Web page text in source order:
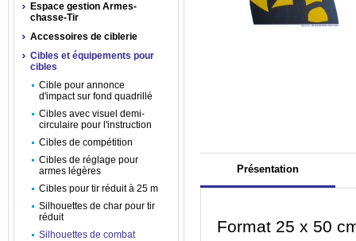
Présentation
Format 25 x 50
Espace gestion Armes-
chasse-Tir
Accessoires de ciblerie
Cibles et équipements pour
cibles
Cible pour annonce
d'impact sur fond quadrillé
Cibles avec visuel demi-
circulaire pour l'instruction
Cibles de compétition
Cibles de réglage pour
armes légères
Cibles pour tir réduit à 25 m
Silhouettes de char pour tir
réduit
Silhouettes de combat